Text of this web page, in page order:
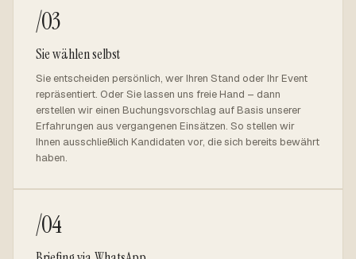
/03
Sie wählen selbst
Sie entscheiden persönlich, wer Ihren Stand oder Ihr Event
repräsentiert. Oder Sie lassen uns freie Hand – dann
erstellen wir einen Buchungsvorschlag auf Basis unserer
Erfahrungen aus vergangenen Einsätzen. So stellen wir
Ihnen ausschließlich Kandidaten vor, die sich bereits bewährt
haben.
/04